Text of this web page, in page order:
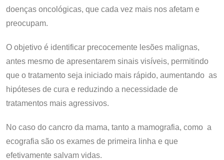
doenças oncológicas, que cada vez mais nos afetam e
preocupam.
O objetivo é identificar precocemente lesões malignas,
antes mesmo de apresentarem sinais visíveis, permitindo
que o tratamento seja iniciado mais rápido, aumentando as
hipóteses de cura e reduzindo a necessidade de
tratamentos mais agressivos.
No caso do cancro da mama, tanto a mamografia, como a
ecografia são os exames de primeira linha e que
efetivamente salvam vidas.